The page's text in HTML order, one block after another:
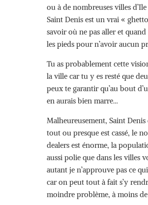
ou à de nombreuses villes
Saint Denis est un vrai «
savoir où ne pas aller et
les pieds pour n’avoir aucun
Tu as probablement cette
la ville car tu y es resté que
peux te garantir qu’au bout
en aurais bien marre…
Malheureusement, Saint
tout ou presque est cassé, le
dealers est énorme, la
aussi polie que dans les villes
autant je n’approuve pas ce
car on peut tout à fait s’y
moindre problème, à moins